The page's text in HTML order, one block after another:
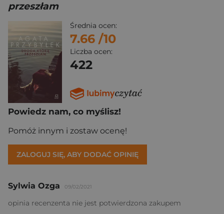
przeszłam
Średnia ocen:
7.66 /10
Liczba ocen:
422
Powiedz nam, co myślisz!
Pomóż innym i zostaw ocenę!
ZALOGUJ SIĘ, ABY DODAĆ OPINIĘ
Sylwia Ozga 09/02/2021
opinia recenzenta nie jest potwierdzona zakupem